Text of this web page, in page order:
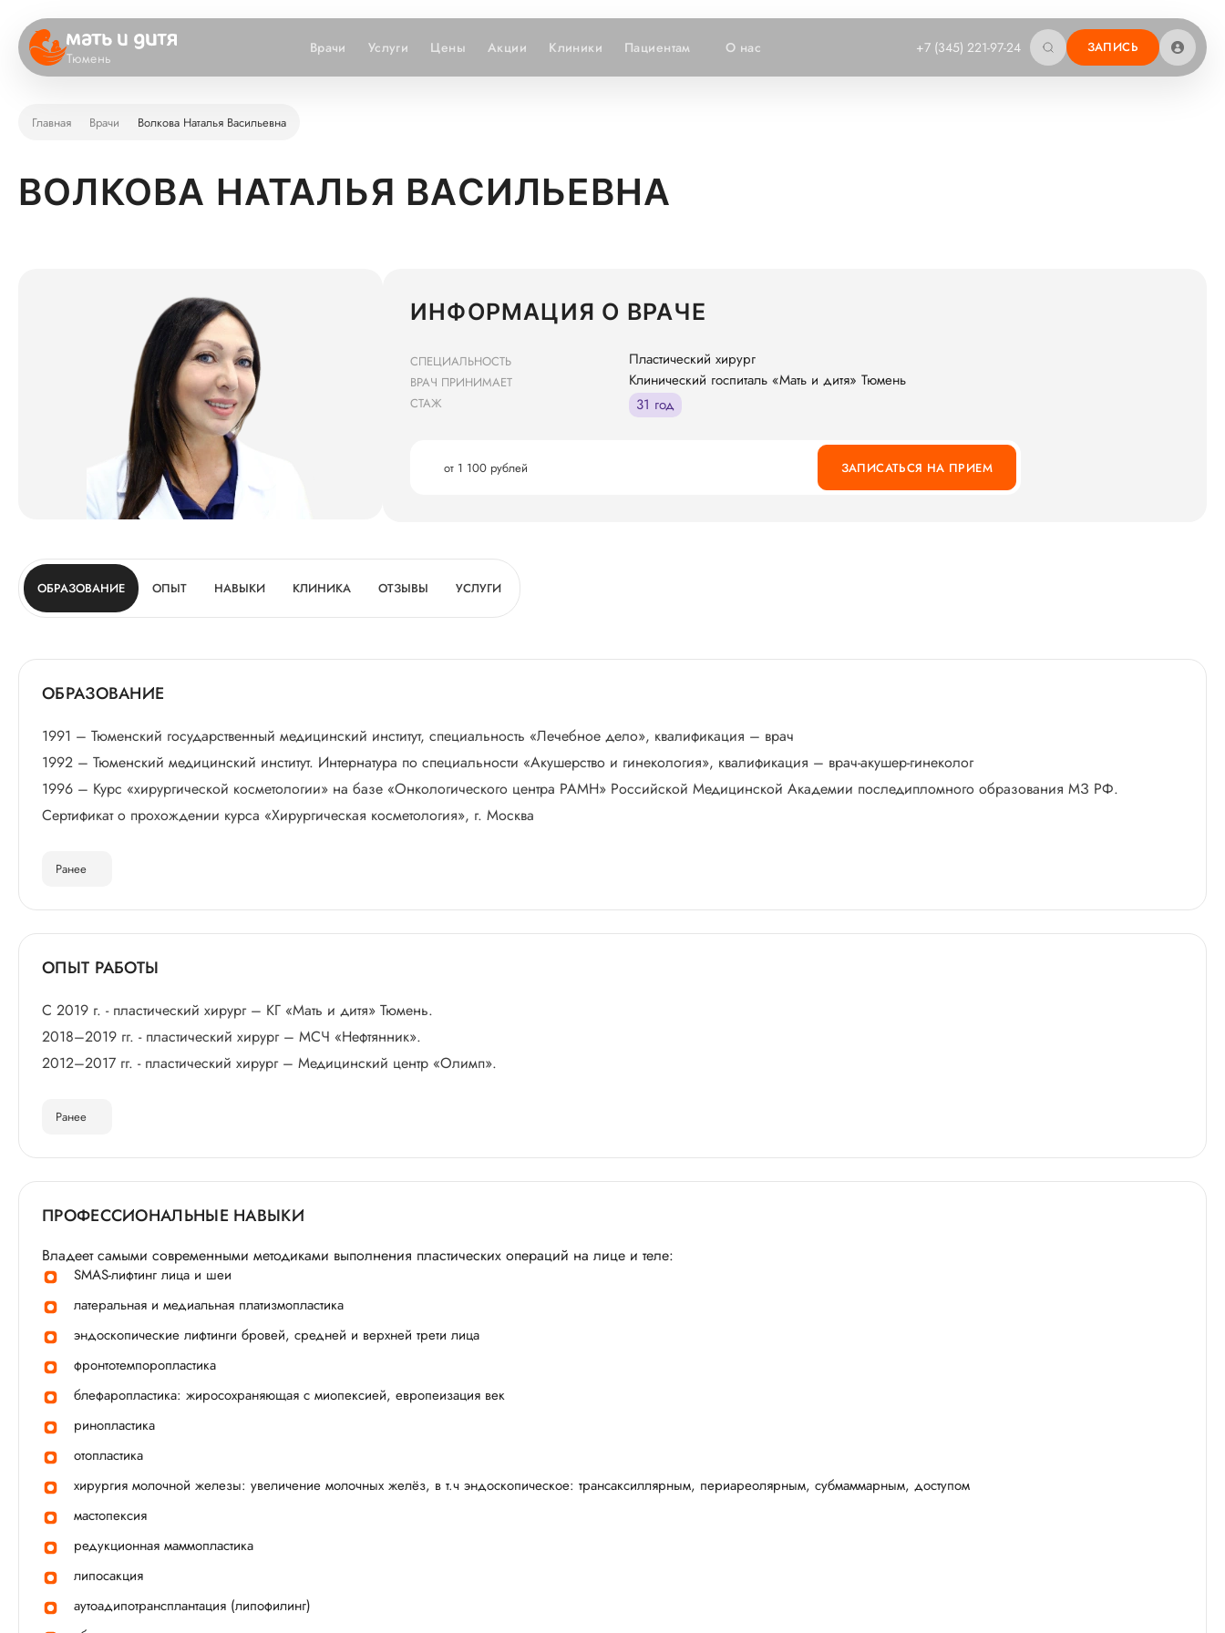
Тюмень
Врачи Услуги Цены Акции Клиники Пациентам О нас +7 (345) 221-97-24 ЗАПИСЬ
Главная Врачи Волкова Наталья Васильевна
ВОЛКОВА НАТАЛЬЯ ВАСИЛЬЕВНА
ИНФОРМАЦИЯ О ВРАЧЕ
СПЕЦИАЛЬНОСТЬ Пластический хирург
ВРАЧ ПРИНИМАЕТ Клинический госпиталь «Мать и дитя» Тюмень
СТАЖ 31 год
от 1 100 рублей ЗАПИСАТЬСЯ НА ПРИЕМ
ОБРАЗОВАНИЕ ОПЫТ НАВЫКИ КЛИНИКА ОТЗЫВЫ УСЛУГИ
ОБРАЗОВАНИЕ
1991 – Тюменский государственный медицинский институт, специальность «Лечебное дело», квалификация – врач
1992 – Тюменский медицинский институт. Интернатура по специальности «Акушерство и гинекология», квалификация – врач-акушер-гинеколог
1996 – Курс «хирургической косметологии» на базе «Онкологического центра РАМН» Российской Медицинской Академии последипломного образования МЗ РФ.
Сертификат о прохождении курса «Хирургическая косметология», г. Москва
Ранее
ОПЫТ РАБОТЫ
С 2019 г. - пластический хирург – КГ «Мать и дитя» Тюмень.
2018–2019 гг. - пластический хирург – МСЧ «Нефтянник».
2012–2017 гг. - пластический хирург – Медицинский центр «Олимп».
Ранее
ПРОФЕССИОНАЛЬНЫЕ НАВЫКИ
Владеет самыми современными методиками выполнения пластических операций на лице и теле:
SMAS-лифтинг лица и шеи
латеральная и медиальная платизмопластика
эндоскопические лифтинги бровей, средней и верхней трети лица
фронтотемпоропластика
блефаропластика: жиросохраняющая с миопексией, европеизация век
ринопластика
отопластика
хирургия молочной железы: увеличение молочных желёз, в т.ч эндоскопическое: трансаксиллярным, периареолярным, субмаммарным, доступом
мастопексия
редукционная маммопластика
липосакция
аутоадипотрансплантация (липофилинг)